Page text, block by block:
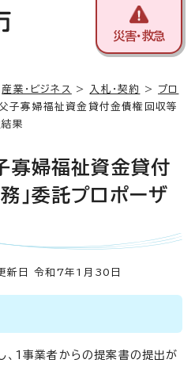
災害・救急
産業・ビジネス > 入札・契約 > プロ
子寡婦福祉資金貸付金債権回収等
果
寡婦福祉資金貸付
」委託プロポーザ
日 令和7年1月30日
、1事業者からの提案書の提出が